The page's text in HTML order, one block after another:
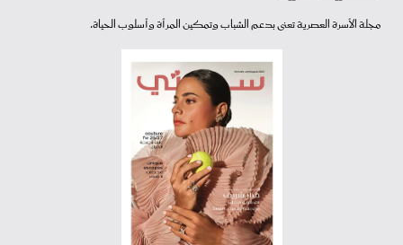
مجلة الأسرة العصرية تعنى بدعم الشباب وتمكين المرأة وأسلوب الحياة.